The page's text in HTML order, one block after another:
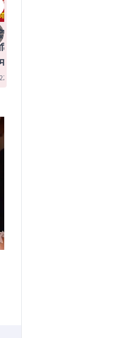
मर्डर जिसका Idea AI ने दिया,
के साथ क्या AI पर भी चलेगा
2026 12:02 PM